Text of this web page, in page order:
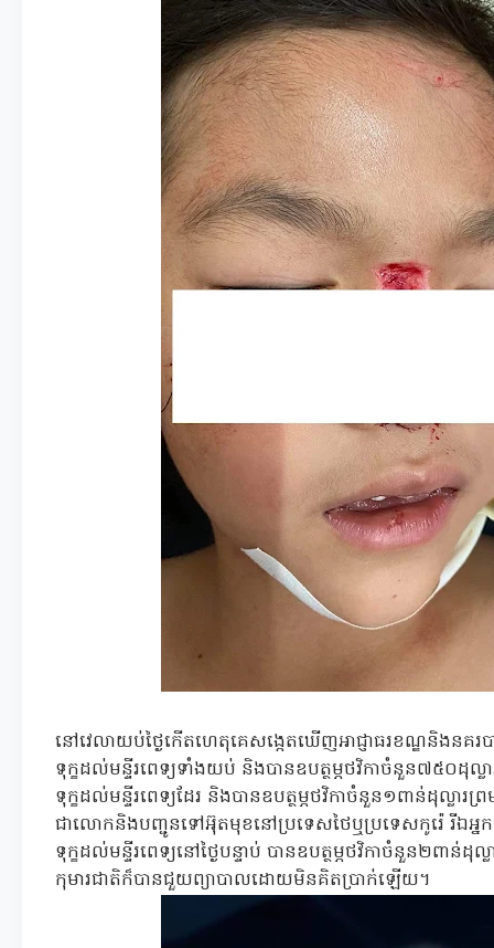
នៅវេលាយប់ថ្ងៃកើតហេតុគេសង្កេតឃើញអាជ្ញាធរខណ្ឌនិង
ទុក្ខដល់មន្ទីរពេទ្យទាំងយប់ និងបានឧបត្ថម្ភថវិកាចំនួន៧៥
ទុក្ខដល់មន្ទីរពេទ្យដែរ និងបានឧបត្ថម្ភថវិកាចំនួន១ពាន់ដុល្លារ
ជាលោកនិងបញ្ជូនទៅអ៊ុតមុខនៅប្រទេសថៃឬប្រទេសកូរ៉េ រីឯអ្
ទុក្ខដល់មន្ទីរពេទ្យនៅថ្ងៃបន្ទាប់ បានឧបត្ថម្ភថវិកាចំនួន២ពាន់
កុមារជាតិក៏បានជួយព្យាបាលដោយមិនគិតប្រាក់ឡើយ។